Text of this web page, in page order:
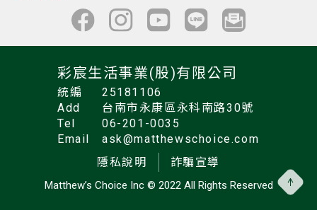
彩宸生活事業(股)有限公司
統編
25181106
Add
台南市永康區永科南路30號
Tel
06-201-0035
Email
ask@matthewschoice.com
隱私說明
詐騙宣導
Matthew’s Choice Inc © 2022 All Rights Reserved